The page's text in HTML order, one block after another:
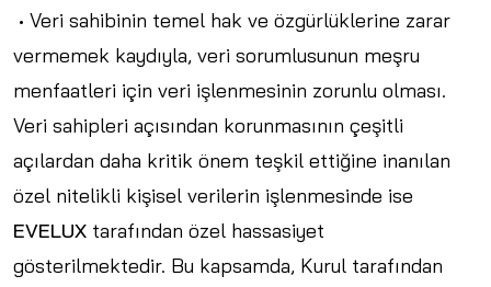
• Veri sahibinin temel hak ve özgürlüklerine zarar
vermemek kaydıyla, veri sorumlusunun meşru
menfaatleri için veri işlenmesinin zorunlu olması.
Veri sahipleri açısından korunmasının çeşitli
açılardan daha kritik önem teşkil ettiğine inanılan
özel nitelikli kişisel verilerin işlenmesinde ise
EVELUX tarafından özel hassasiyet
gösterilmektedir. Bu kapsamda, Kurul tarafından